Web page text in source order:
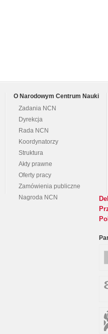
O Narodowym Centrum Nauki
Zadania NCN
Dyrekcja
Rada NCN
Koordynatorzy
Struktura
Akty prawne
Oferty pracy
Zamówienia publiczne
Nagroda NCN